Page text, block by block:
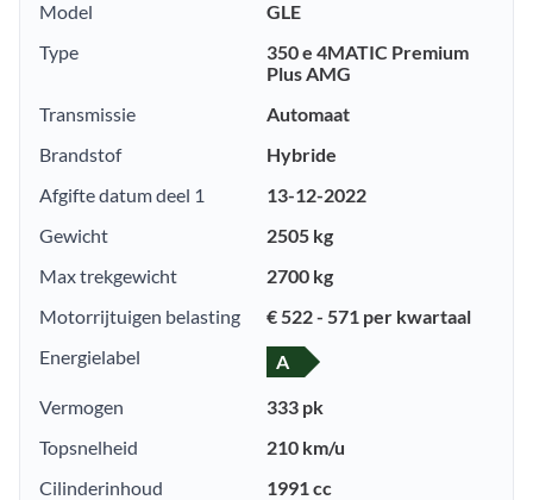
Model
GLE
Type
350 e 4MATIC Premium
Plus AMG
Transmissie
Automaat
Brandstof
Hybride
Afgifte datum deel 1
13-12-2022
Gewicht
2505 kg
Max trekgewicht
2700 kg
Motorrijtuigen belasting
€ 522 - 571 per kwartaal
Energielabel
A
Vermogen
333 pk
Topsnelheid
210 km/u
Cilinderinhoud
1991 cc